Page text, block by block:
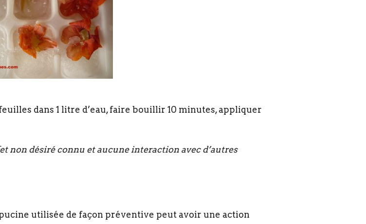
dans 1 litre d’eau, faire bouillir 10 minutes, appliquer
non désiré connu et aucune interaction avec d’autres
utilisée de façon préventive peut avoir une action